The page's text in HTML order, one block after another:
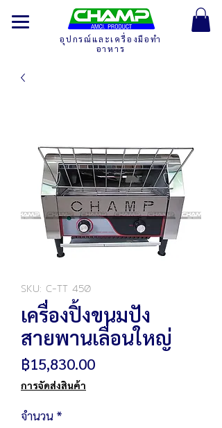
อุปกรณ์และเครื่องมือทำ
อาหาร
SKU: C-TT 450
เครื่องปิ้งขนมปัง
สายพานเลื่อนใหญ่
฿15,830.00ราคา
การจัดส่งสินค้า
จำนวน *